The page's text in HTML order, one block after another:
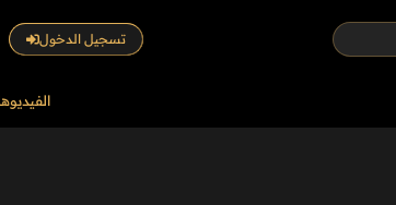
تسجيل الدخول